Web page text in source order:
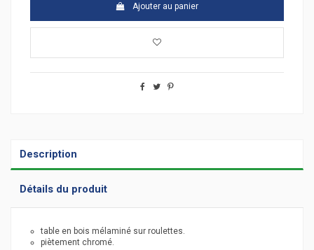
Ajouter au panier
Description
Détails du produit
table en bois mélaminé sur roulettes.
piètement chromé.